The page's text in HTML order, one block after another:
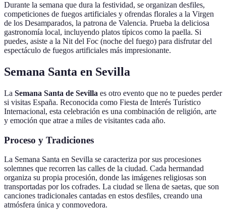
Durante la semana que dura la festividad, se organizan desfiles,
competiciones de fuegos artificiales y ofrendas florales a la Virgen
de los Desamparados, la patrona de Valencia. Prueba la deliciosa
gastronomía local, incluyendo platos típicos como la paella. Si
puedes, asiste a la Nit del Foc (noche del fuego) para disfrutar del
espectáculo de fuegos artificiales más impresionante.
Semana Santa en Sevilla
La Semana Santa de Sevilla es otro evento que no te puedes perder
si visitas España. Reconocida como Fiesta de Interés Turístico
Internacional, esta celebración es una combinación de religión, arte
y emoción que atrae a miles de visitantes cada año.
Proceso y Tradiciones
La Semana Santa en Sevilla se caracteriza por sus procesiones
solemnes que recorren las calles de la ciudad. Cada hermandad
organiza su propia procesión, donde las imágenes religiosas son
transportadas por los cofrades. La ciudad se llena de saetas, que son
canciones tradicionales cantadas en estos desfiles, creando una
atmósfera única y conmovedora.